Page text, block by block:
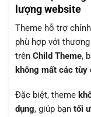
lượng website
Theme hỗ trợ
phù hợp với
trên Child Theme,
không mất các
Đặc biệt, theme
dụng, giúp bạn tối